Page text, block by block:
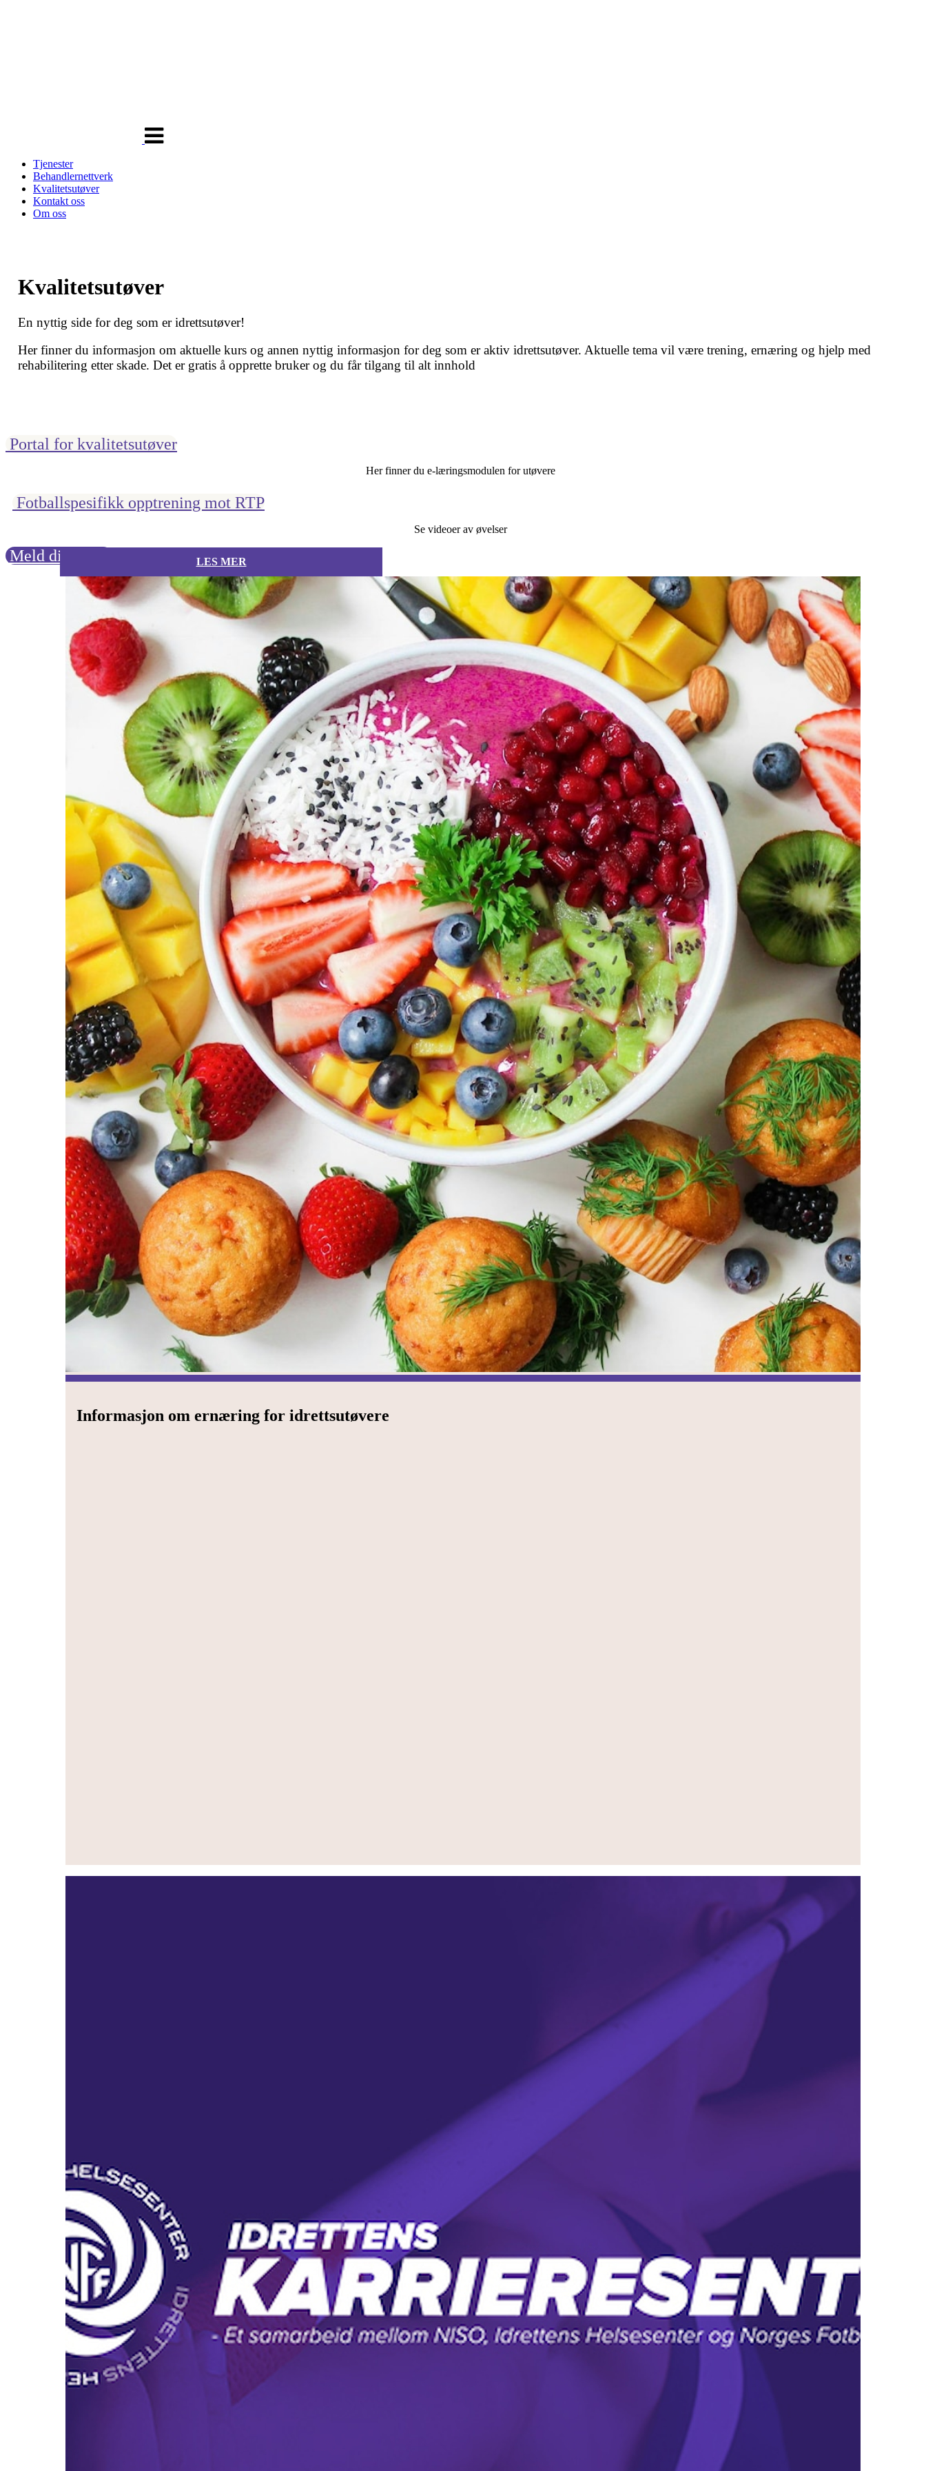
Tjenester
Behandlernettverk
Kvalitetsutøver
Kontakt oss
Om oss
Kvalitetsutøver
En nyttig side for deg som er idrettsutøver!
Her finner du informasjon om aktuelle kurs og annen nyttig informasjon for deg som er aktiv idrettsutøver. Aktuelle tema vil være trening, ernæring og hjelp med
rehabilitering etter skade. Det er gratis å opprette bruker og du får tilgang til alt innhold
Portal for kvalitetsutøver
Her finner du e-læringsmodulen for utøvere
Fotballspesifikk opptrening mot RTP
Se videoer av øvelser
Meld din skade
Informasjon om ernæring for idrettsutøvere
LES MER
LES MER
LES MER